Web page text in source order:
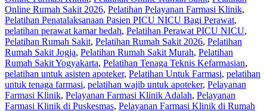
Online Rumah Sakit 2026, Pelatihan Pelayanan Farmasi Klinik,
Pelatihan Penatalaksanaan Pasien PICU NICU Bagi Perawat,
pelatihan perawat kamar bedah, Pelatihan Perawat PICU NICU,
Pelatihan Rumah Sakit‎, Pelatihan Rumah Sakit 2026, Pelatihan
Rumah Sakit Jogja, Pelatihan Rumah Sakit Murah, Pelatihan
Rumah Sakit Yogyakarta, Pelatihan Tenaga Teknis Kefarmasian,
pelatihan untuk asisten apoteker, Pelatihan Untuk Farmasi, pelatihan
untuk tenaga farmasi, pelatihan wajib untuk apoteker, Pelayanan
Farmasi Klinik, Pelayanan Farmasi Klinik Adalah, Pelayanan
Farmasi Klinik di Puskesmas, Pelayanan Farmasi Klinik di Rumah